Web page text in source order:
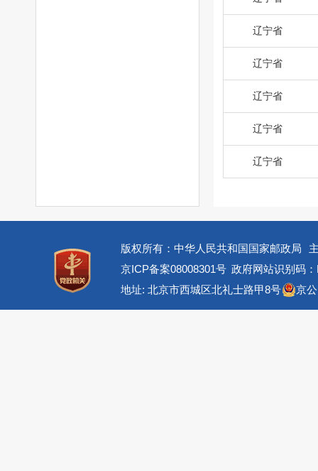
辽宁省
辽宁省
辽宁省
辽宁省
辽宁省
版权所有：中华人民共和国国家邮政局
京ICP备案08008301号 政府网站识别码
地址: 北京市西城区北礼士路甲8号
京